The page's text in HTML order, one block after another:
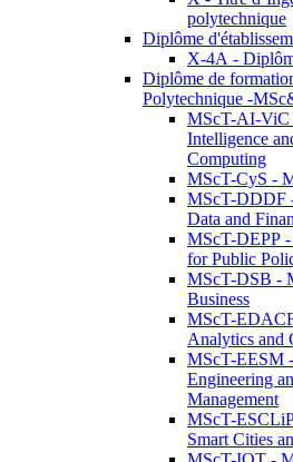
polytechnique
Diplôme
X-4A -
Diplôme de
Polytechnique -
MScT-AI-
Intelligence
Computing
MScT-CyS -
MScT-DDDF
Data and
MScT-DEPP
for Public
MScT-DSB -
Business
MScT-
Analytics and
MScT-EESM
Engineering
Management
MScT-
Smart Cities